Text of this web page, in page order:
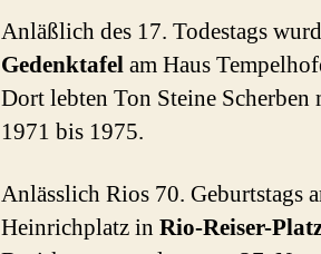
Anläßlich des 17. Todestags
Gedenktafelam Haus
Dort lebten Ton Steine
1971 bis 1975.
Anlässlich Rios 70. Geburtstags
Heinrichplatz in Rio-Reiser-